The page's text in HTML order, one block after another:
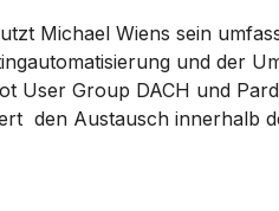
Michael Wiens sein
und der
User Group DACH und
den Austausch innerhalb